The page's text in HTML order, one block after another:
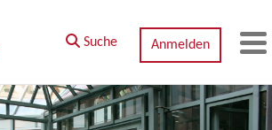
Suche Anmelden